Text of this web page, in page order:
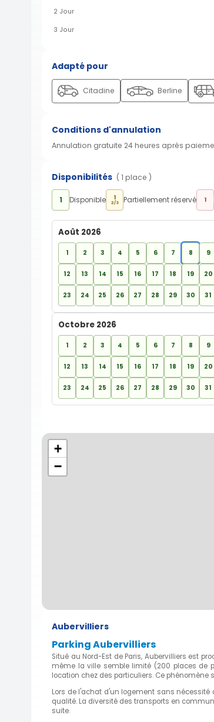
2 Jour
3 Jour
Adapté pour
Citadine Berline
Conditions d'annulation
Annulation gratuite 24 heures après
Disponibilités ( 1 place )
1 Disponible 1
2/3 Partiellement réservé 1
Août 2026
1 2 3 4 5 6 7 8 9
12 13 14 15 16 17 18 19 20
23 24 25 26 27 28 29 30 31
Octobre 2026
1 2 3 4 5 6 7 8 9
12 13 14 15 16 17 18 19 20
23 24 25 26 27 28 29 30 31
+
−
Aubervilliers
Parking Aubervilliers
Situé au Nord-Est de Paris, Aubervilliers est
même la ville semble limité (200 places de
location chez des particuliers. Ce
Lors de l'achat d'un logement sans
qualité. La diversité des transports en
suite.